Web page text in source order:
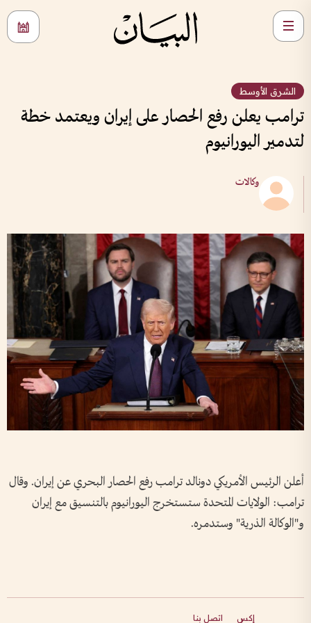
الشرق الأوسط
ترامب يعلن رفع الحصار على إيران ويعتمد خطة
لتدمير اليورانيوم
وكالات
أعلن الرئيس الأمريكي دونالد ترامب رفع الحصار البحري عن إيران. وقال
ترامب: الولايات المتحدة ستستخرج اليورانيوم بالتنسيق مع إيران
و"الوكالة الذرية" وستدمره.
إكس اتصل بنا